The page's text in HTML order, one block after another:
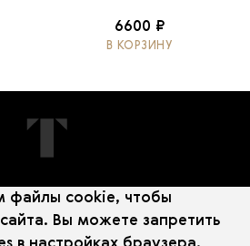
6600 ₽
В КОРЗИНУ
файлы cookie, чтобы
Вы можете запретить